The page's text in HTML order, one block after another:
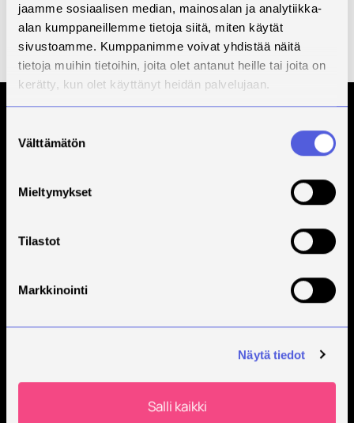
jaamme sosiaalisen median, mainosalan ja analytiikka-
alan kumppaneillemme tietoja siitä, miten käytät
sivustoamme. Kumppanimme voivat yhdistää näitä
tietoja muihin tietoihin, joita olet antanut heille tai joita on
kerätty, kun olet käyttänyt heidän palvelujaan.
valinta
Välttämätön
Mieltymykset
Tilastot
Markkinointi
Näytä tiedot
Salli kaikki
Lisätietoja:
Sari Turpeinen
sari.turpeinen(at)savonia.fi
puh. 044 785 5621
Savonia on kansainvälinen työelämäläheinen
Työntekijöitä + 600